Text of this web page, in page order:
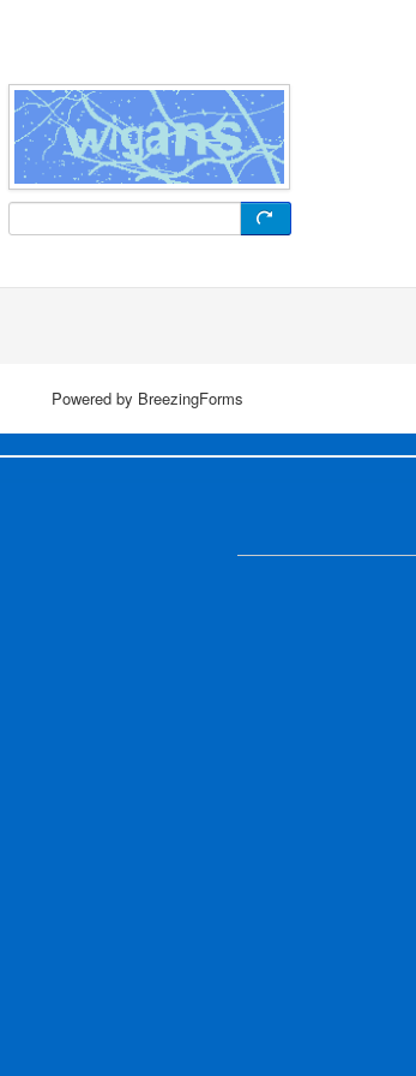
Powered by BreezingForms